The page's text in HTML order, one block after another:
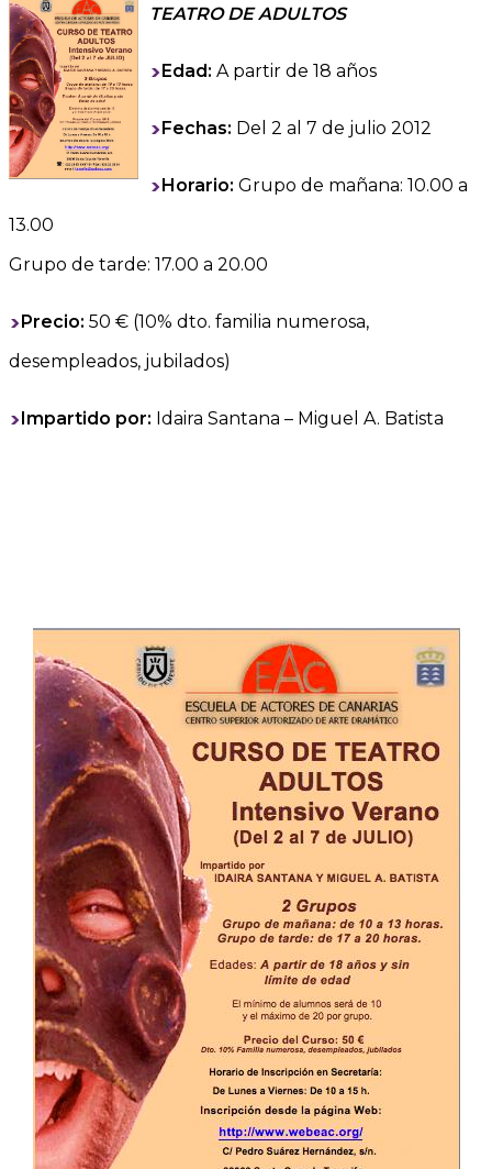
TEATRO DE ADULTOS
Edad: A partir de 18 años
Fechas: Del 2 al 7 de julio 2012
Horario: Grupo de mañana: 10.00 a
13.00
Grupo de tarde: 17.00 a 20.00
Precio: 50 € (10% dto. familia numerosa,
desempleados, jubilados)
Impartido por: Idaira Santana – Miguel A. Batista